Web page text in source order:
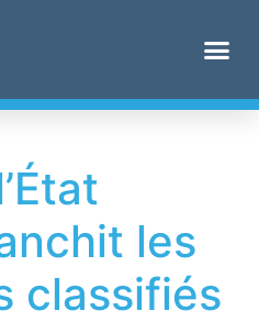
Donald
les
classifiés